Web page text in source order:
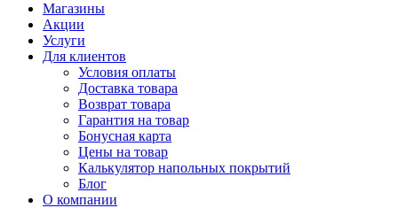
Магазины
Акции
Услуги
Для клиентов
Условия оплаты
Доставка товара
Возврат товара
Гарантия на товар
Бонусная карта
Цены на товар
Калькулятор напольных покрытий
Блог
О компании